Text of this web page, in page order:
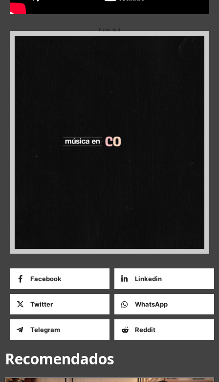
Publicidad
Facebook Linkedin
Twitter WhatsApp
Telegram Reddit
Recomendados